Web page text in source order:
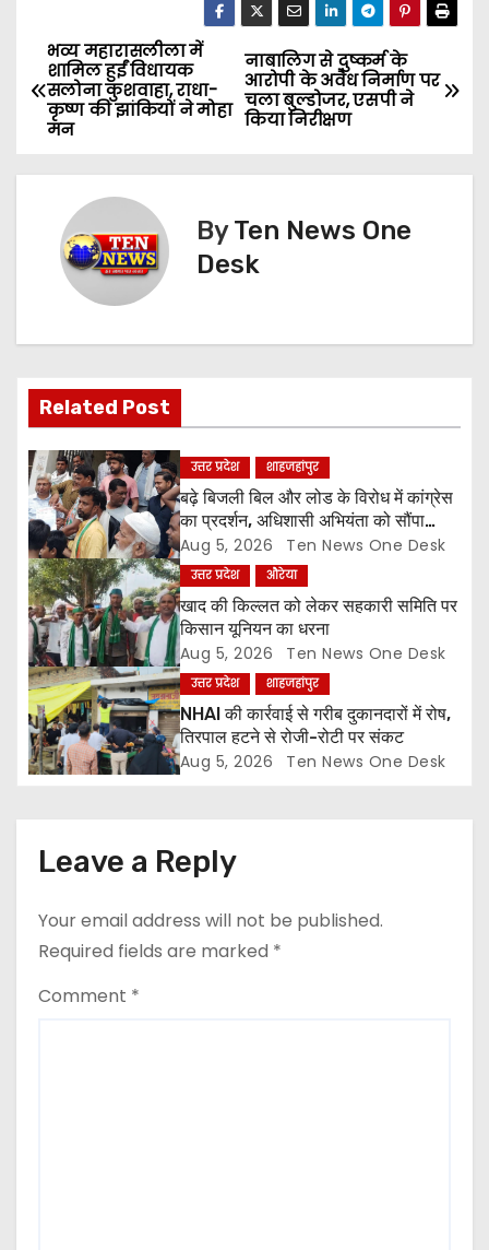
P
o
v
i
g
a
t
i
o
n
नाबालिग से दुष्कर्म के
आरोपी के अवैध निर्माण पर
चला बुल्डोजर, एसपी ने
किया निरीक्षण
भव्य महारासलीला में
शामिल हुईं विधायक
सलोना कुशवाहा, राधा-
कृष्ण की झांकियों ने मोहा
मन
ByTen News One
Desk
Related Post
उत्तर प्रदेश शाहजहांपुर
बढ़े बिजली बिल और लोड के विरोध में कांग्रेस
का प्रदर्शन, अधिशासी अभियंता को सौंपा
ज्ञापन
Aug 5, 2026 Ten News One Desk
उत्तर प्रदेश औरेया
खाद की किल्लत को लेकर सहकारी समिति पर
किसान यूनियन का धरना
Aug 5, 2026 Ten News One Desk
उत्तर प्रदेश शाहजहांपुर
NHAI की कार्रवाई से गरीब दुकानदारों में रोष,
तिरपाल हटने से रोजी-रोटी पर संकट
Aug 5, 2026 Ten News One Desk
Leave a Reply
Your email address will not be published.
Required fields are marked *
Comment *